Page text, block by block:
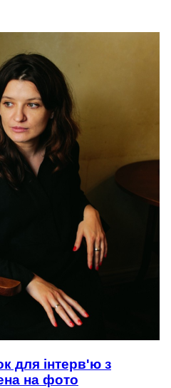
для інтерв'ю з
на фото